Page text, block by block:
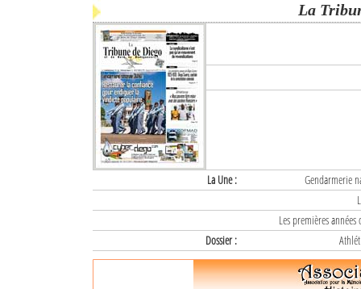
La
La Une :
Gendarmerie
Les premières
Dossier :